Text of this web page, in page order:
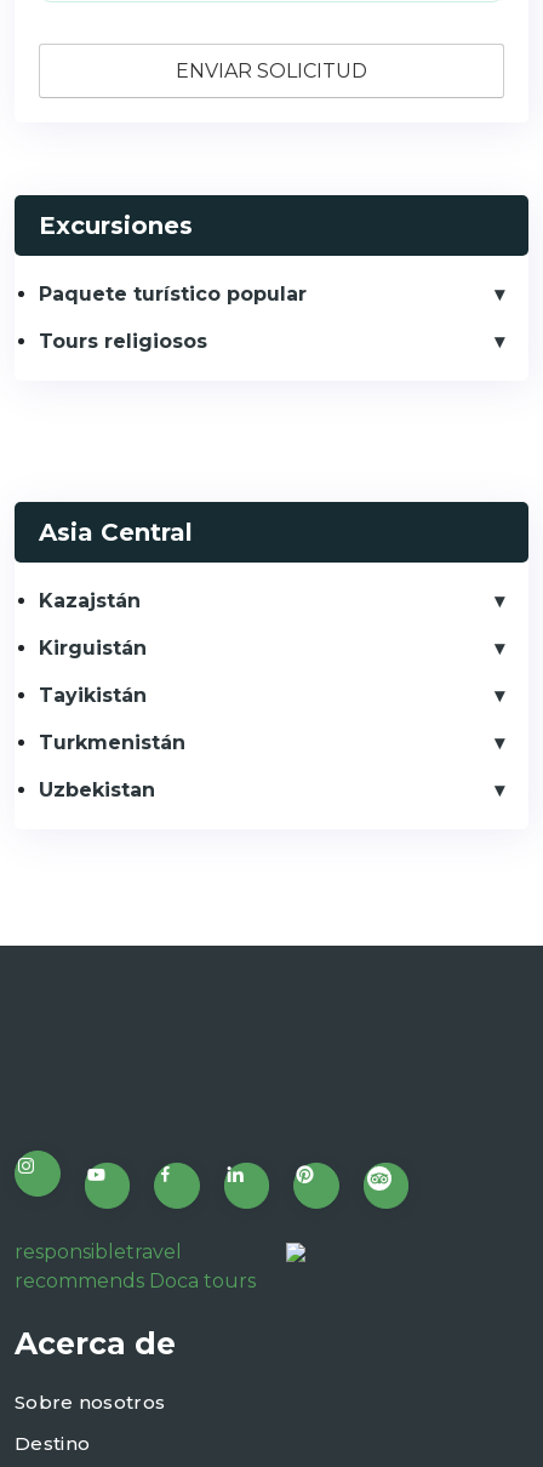
Excursiones
Paquete turístico popular
Tours religiosos
Asia Central
Kazajstán
Kirguistán
Tayikistán
Turkmenistán
Uzbekistan
responsibletravel
recommends Doca tours
Acerca de
Sobre nosotros
Destino